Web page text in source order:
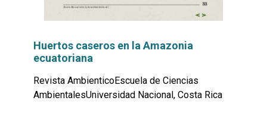
Huertos caseros en la Amazonia
ecuatoriana
Revista AmbienticoEscuela de Ciencias
AmbientalesUniversidad Nacional, Costa Rica